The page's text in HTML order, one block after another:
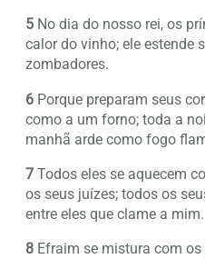
5 No dia do nosso rei, os
calor do vinho; ele estende
zombadores.
6 Porque preparam seus
como a um forno; toda a
manhã arde como fogo
7 Todos eles se aquecem
os seus juízes; todos os
entre eles que clame a mim.
8 Efraim se mistura com